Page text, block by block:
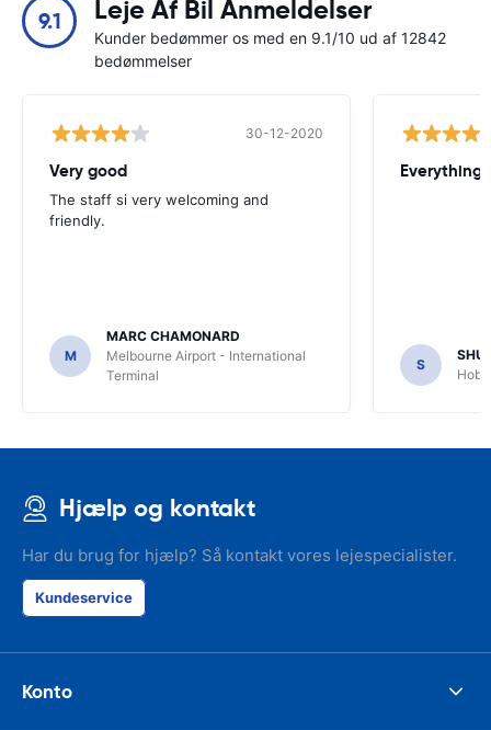
9.1 Leje Af Bil Anmeldelser
Kunder bedømmer os med en 9.1/10 ud af 12842
bedømmelser
30-12-2020
Very good
The staff si very welcoming and
friendly.
M
MARC CHAMONARD
Melbourne Airport - International
Terminal
Everything
S
Hjælp og kontakt
Har du brug for hjælp? Så kontakt vores lejespecialister.
Kundeservice
Konto